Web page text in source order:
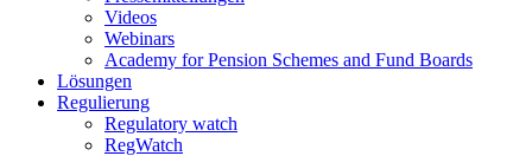
Videos
Webinars
Academy for Pension Schemes and Fund Boards
Lösungen
Regulierung
Regulatory watch
RegWatch